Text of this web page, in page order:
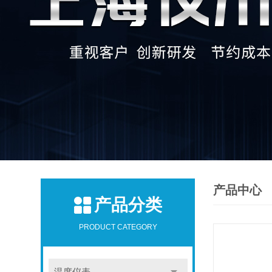
产品分类
PRODUCT CATEGORY
产品中心